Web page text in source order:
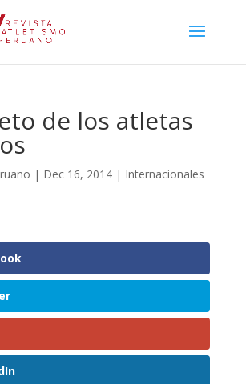
de los atletas
| Dec 16, 2014| Internacionales